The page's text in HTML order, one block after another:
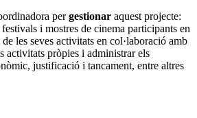
pergestionar aquest projecte:
i mostres de cinema participants en
les seves activitats en col·laboració amb
activitats pròpies i administrar els
justificació i tancament, entre altres